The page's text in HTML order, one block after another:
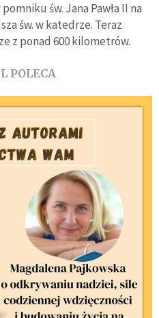
św. Jana Pawła II na
św. w katedrze. Teraz
z ponad 600 kilometrów.
POLECA